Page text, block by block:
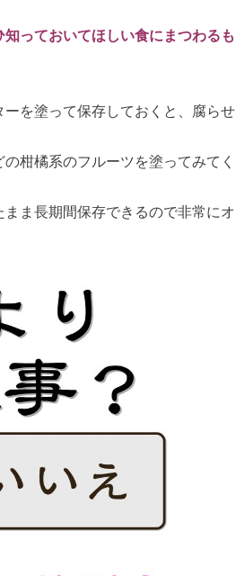
っておいてほしい食にまつわるも
を塗って保存しておくと、腐らせ
柑橘系のフルーツを塗ってみてく
ま長期間保存できるので非常にオ